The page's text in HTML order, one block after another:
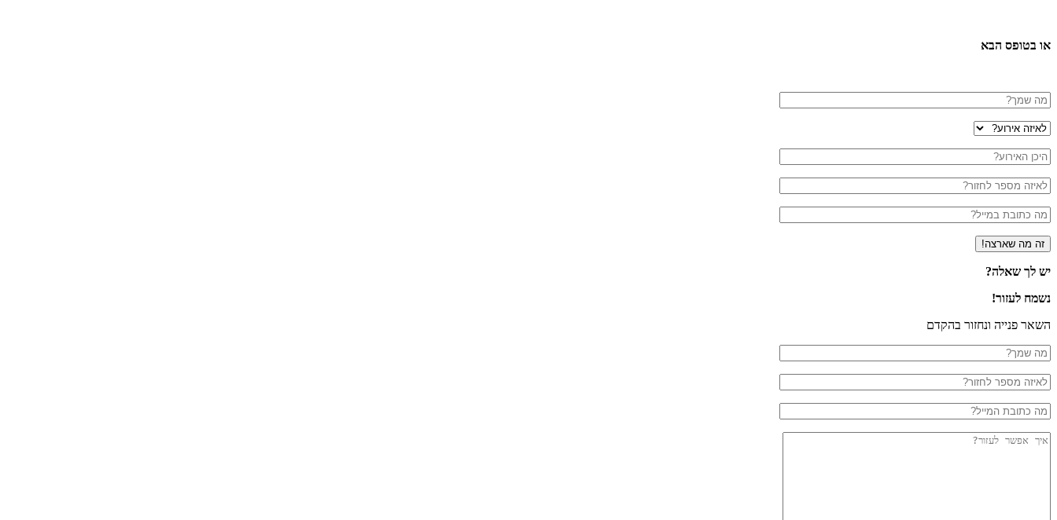
או בטופס הבא
יש לך שאלה?
נשמח לעזור!
השאר פנייה ונחזור בהקדם